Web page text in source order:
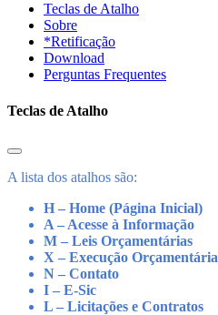
Teclas de Atalho
Sobre
*Retificação
Download
Perguntas Frequentes
Teclas de Atalho
A lista dos atalhos são:
H – Home (Página Inicial)
A – Acesse à Informação
M – Leis Orçamentárias
X – Execução Orçamentária
N – Contato
I – E-Sic
L – Licitações e Contratos